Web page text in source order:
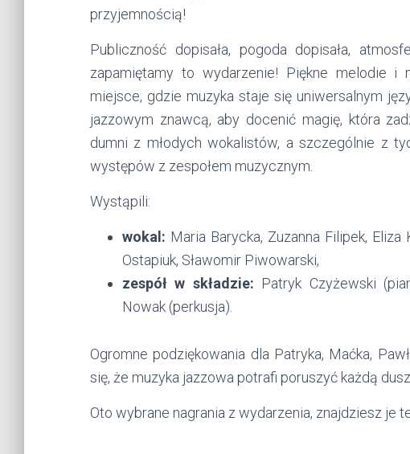
przyjemnością!
Publiczność dopisała, pogoda dopisała,
zapamiętamy to wydarzenie! Piękne melodie i
miejsce, gdzie muzyka staje się uniwersalnym
jazzowym znawcą, aby docenić magię, która
dumni z młodych wokalistów, a szczególnie z
występów z zespołem muzycznym.
Wystąpili:
wokal: Maria Barycka, Zuzanna Filipek, Eliza
Ostapiuk, Sławomir Piwowarski,
zespół w składzie: Patryk Czyżewski
Nowak (perkusja).
Ogromne podziękowania dla Patryka, Maćka,
się, że muzyka jazzowa potrafi poruszyć każdą
Oto wybrane nagrania z wydarzenia, znajdziesz je